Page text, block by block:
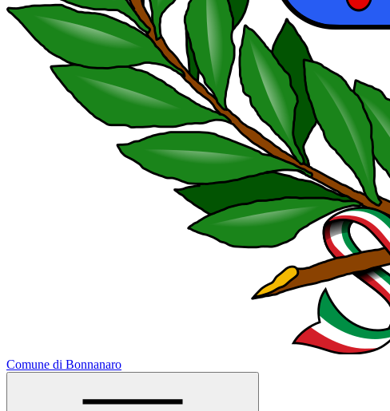
Comune di Bonnanaro